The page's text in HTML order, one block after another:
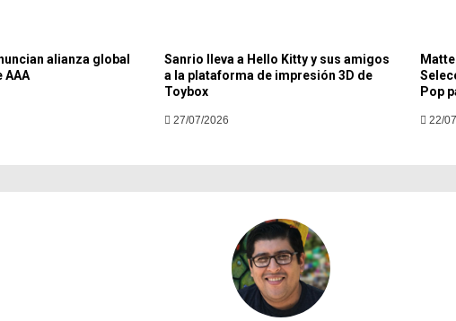
alianza global
AAA
Sanrio lleva a Hello Kitty y sus amigos
a la plataforma de impresión 3D de
Toybox
27/07/2026
Pop
22/